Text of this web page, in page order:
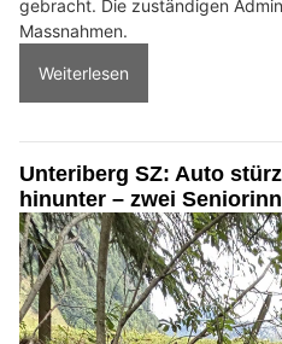
gebracht. Die zuständigen
Massnahmen.
Weiterlesen
Unteriberg SZ: Auto
hinunter – zwei